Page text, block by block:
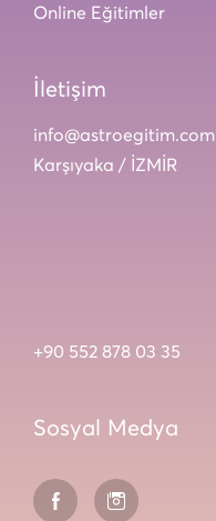
Online Eğitimler
İletişim
info@astroegitim.com
Karşıyaka / İZMİR
+90 552 878 03 35
Sosyal Medya